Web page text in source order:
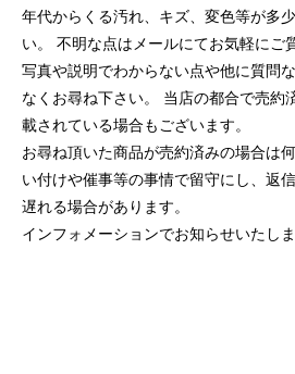
年代からくる汚れ、キズ、変色等が多
い。 不明な点はメールにてお気軽にご
写真や説明でわからない点や他に質問
なくお尋ね下さい。 当店の都合で売約
載されている場合もございます。
お尋ね頂いた商品が売約済みの場合は
い付けや催事等の事情で留守にし、返
遅れる場合があります。
インフォメーションでお知らせいたし